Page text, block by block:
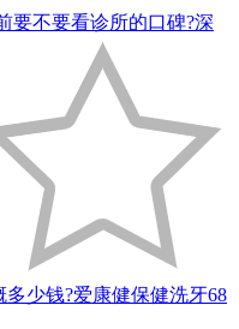
要不要看诊所的口碑?深
少钱?爱康健保健洗牙68